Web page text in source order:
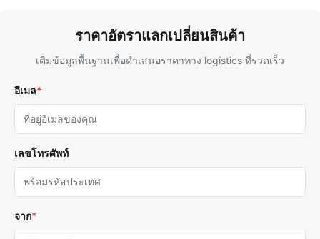
ราคาอัตราแลกเปลี่ยนสินค้า
เติมข้อมูลพื้นฐานเพื่อคําเสนอราคาทาง logistics ที่รวดเร็ว
อีเมล*
เลขโทรศัพท์
จาก*